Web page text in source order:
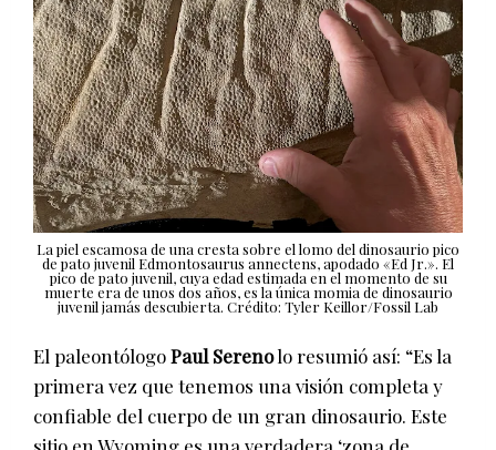
La piel escamosa de una cresta sobre el lomo del dinosaurio pico
de pato juvenil Edmontosaurus annectens, apodado «Ed Jr.». El
pico de pato juvenil, cuya edad estimada en el momento de su
muerte era de unos dos años, es la única momia de dinosaurio
juvenil jamás descubierta. Crédito: Tyler Keillor/Fossil Lab
El paleontólogoPaul Serenolo resumió así: “Es la
primera vez que tenemos una visión completa y
confiable del cuerpo de un gran dinosaurio. Este